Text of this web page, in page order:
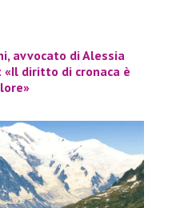
avvocato di Alessia
diritto di cronaca è